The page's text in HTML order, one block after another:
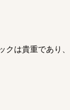
は貴重であり、